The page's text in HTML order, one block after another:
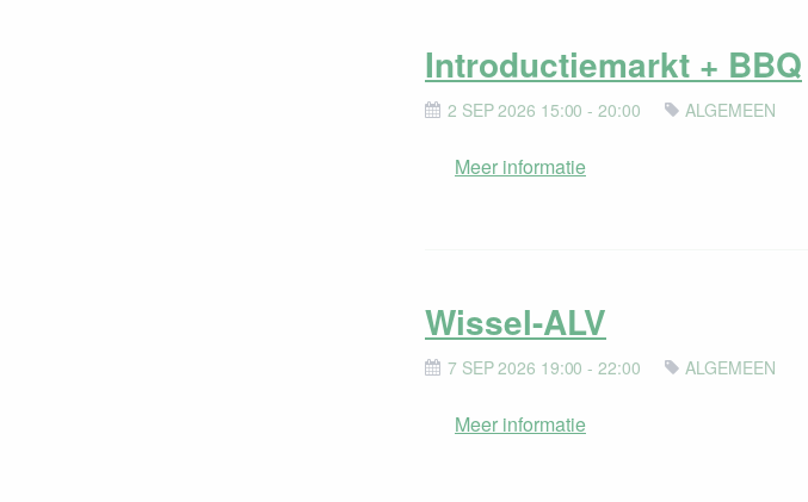
Introductiemarkt + BBQ
2 SEP 2026 15:00 - 20:00 ALGEMEEN
Meer informatie
Wissel-ALV
7 SEP 2026 19:00 - 22:00 ALGEMEEN
Meer informatie